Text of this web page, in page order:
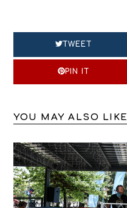
TWEET
PIN IT
YOU MAY ALSO LIKE